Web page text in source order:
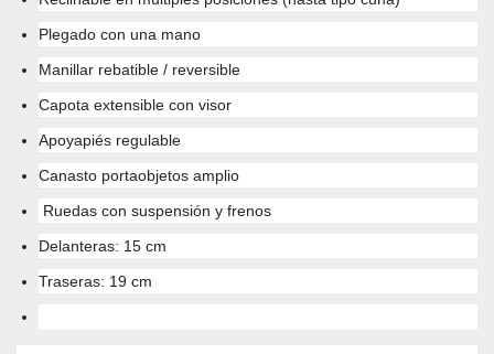
Plegado con una mano
Manillar rebatible / reversible
Capota extensible con visor
Apoyapiés regulable
Canasto portaobjetos amplio
Ruedas con suspensión y frenos
Delanteras: 15 cm
Traseras: 19 cm